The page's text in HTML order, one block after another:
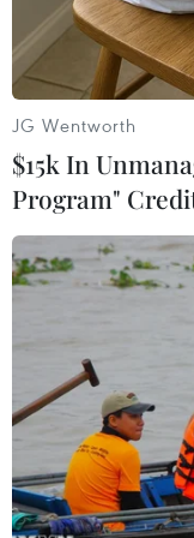
chính thứ
sang Tây Ban
tiênthâm hụt
năm 2012 để
Hy Lạp, nguyên
nợ hiện nay
đã hoán đổi trái
giữ lấytrái
giá trị giảm một
giảm hơn 100
Sự hoán đổi
tài chính đi đến
trị giá 130 tỷ
JG Wentworth
$15k In
Program"